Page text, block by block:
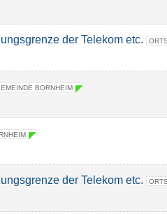
der Telekom etc.
BORNHEIM
der Telekom etc.